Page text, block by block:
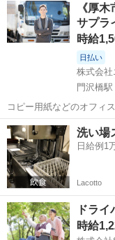
内容を確認していただい
達時の使用...
《厚
サプラ
時給
日払い
株式会
門沢橋駅
コピー用紙などのオフィ
件程を配送していただきます。★ ▼△ 日収例
神奈川 厚木市 門
洗い場
日給例1
Lacotto
ドライ
時給